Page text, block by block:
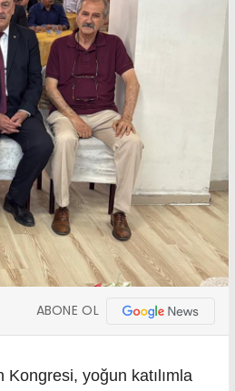
ABONE OL
Kongresi, yoğun katılımla